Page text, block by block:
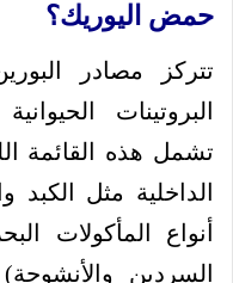
حمض اليوريك؟
تتركز مصادر
البروتينات
تشمل هذه القائمة
الداخلية مثل
أنواع المأكولات
السردين